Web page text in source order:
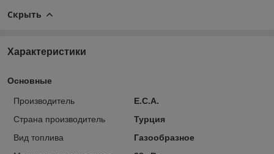
Скрыть
Характеристики
Основные
Производитель
E.C.A.
Страна производитель
Турция
Вид топлива
Газообразное